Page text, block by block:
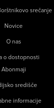
srečanje
Novice
O nas
o dostopnosti
Abonmaji
središče
informacije